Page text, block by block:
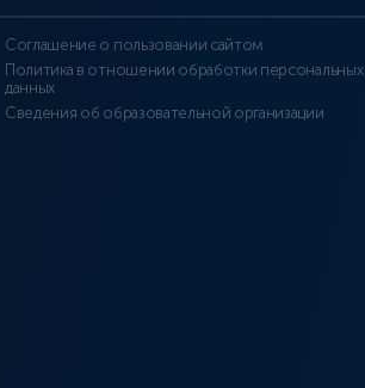
Соглашение о пользовании сайтом
Политика в отношении обработки персональных
данных
Сведения об образовательной организации